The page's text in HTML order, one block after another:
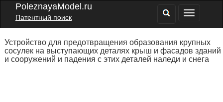
PoleznayaModel.ru
Патентный поиск
Устройство для предотвращения образования крупных
сосулек на выступающих деталях крыш и фасадов зданий
и сооружений и падения с этих деталей наледи и снега